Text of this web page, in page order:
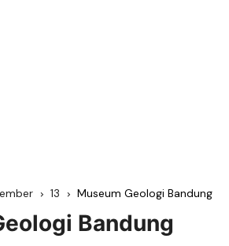
13 Museum Geologi Bandung
Bandung